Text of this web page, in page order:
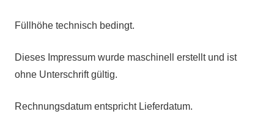
Füllhöhe technisch bedingt.
Dieses Impressum wurde maschinell erstellt und ist
ohne Unterschrift gültig.
Rechnungsdatum entspricht Lieferdatum.